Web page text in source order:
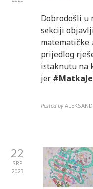
Dobrodošli u
sekciji
matematičke
prijedlog
istaknutu na
jer
Posted by
22
SRP
2023